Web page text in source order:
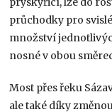
průchodky pro
množství
nosné v obou
Most přes řeku
ale také díky